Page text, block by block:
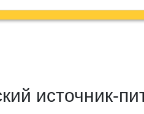
источник-